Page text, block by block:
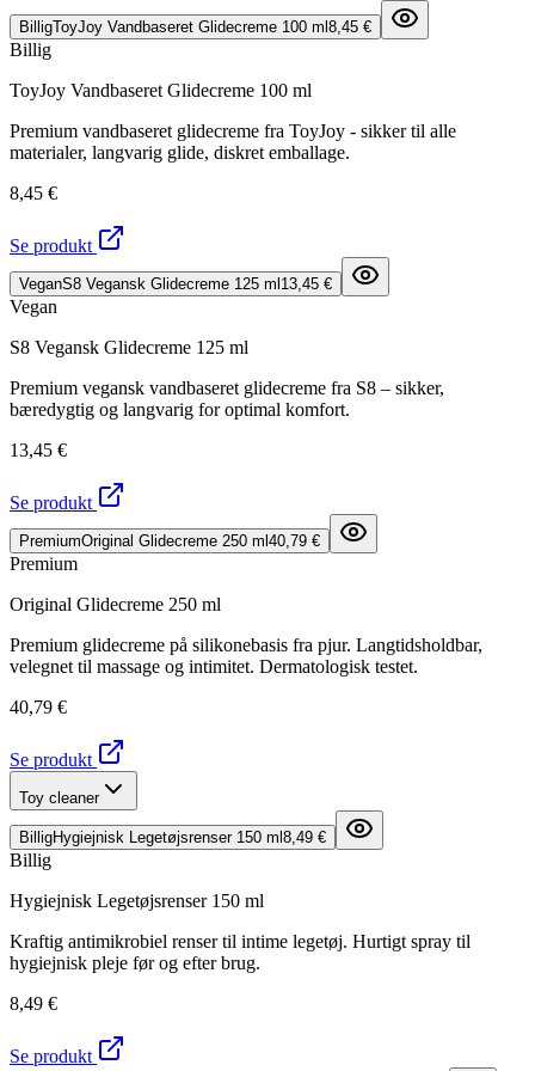
BilligToyJoy Vandbaseret Glidecreme 100 ml 8,45 €
Billig
ToyJoy Vandbaseret Glidecreme 100 ml
Premium vandbaseret glidecreme fra ToyJoy - sikker til alle
materialer, langvarig glide, diskret emballage.
8,45 €
Se produkt
VeganS8 Vegansk Glidecreme 125 ml 13,45 €
Vegan
S8 Vegansk Glidecreme 125 ml
Premium vegansk vandbaseret glidecreme fra S8 – sikker,
bæredygtig og langvarig for optimal komfort.
13,45 €
Se produkt
PremiumOriginal Glidecreme 250 ml 40,79 €
Premium
Original Glidecreme 250 ml
Premium glidecreme på silikonebasis fra pjur. Langtidsholdbar,
velegnet til massage og intimitet. Dermatologisk testet.
40,79 €
Se produkt
Toy cleaner
BilligHygiejnisk Legetøjsrenser 150 ml 8,49 €
Billig
Hygiejnisk Legetøjsrenser 150 ml
Kraftig antimikrobiel renser til intime legetøj. Hurtigt spray til
hygiejnisk pleje før og efter brug.
8,49 €
Se produkt